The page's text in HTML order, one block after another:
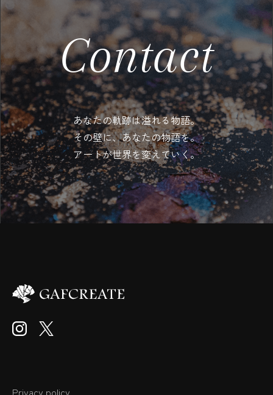
Contact
あなたの軌跡は溢れる物語。
その壁に、あなたの物語を。
アートが世界を変えていく。
Privacy policy